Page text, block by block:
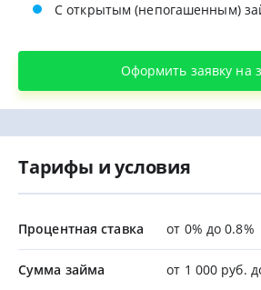
С открытым (непогашенным)
Оформить заявку на
Тарифы и условия
Процентная ставка от 0% до 0.8%
Сумма займа от 1 000 руб.